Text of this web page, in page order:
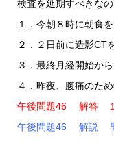
検査を延期すべきなの
１．今朝８時に朝食を
２．２日前に造影CT
３．最終月経開始か
４．昨夜、腹痛のた
午後問題46 解答 １
午後問題46 解説 腎